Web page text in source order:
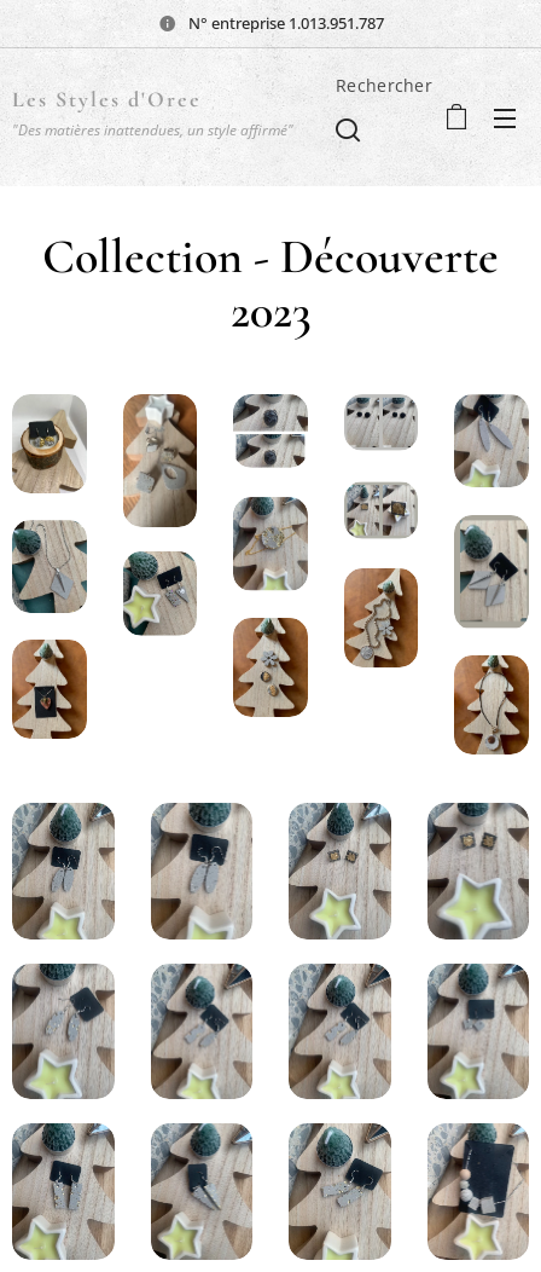
N° entreprise 1.013.951.787
Les Styles d'Oree
"Des matières inattendues, un style affirmé"
Rechercher
Collection - Découverte
2023